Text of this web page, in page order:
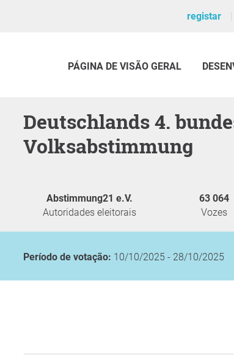
registar
PÁGINA DE VISÃO GERAL
Deutschlands 4. bundesweite
Volksabstimmung
Abstimmung21 e.V.
Autoridades eleitorais
63 064
Vozes
Período de votação: 10/10/2025 - 28/10/2025